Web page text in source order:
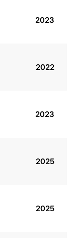
2023
2022
2023
2025
2025